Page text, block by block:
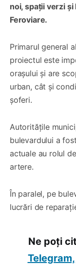
noi, spații verzi
Feroviare.
Primarul general
proiectul este
orașului și are
urban, cât și
șoferi.
Autoritățile
bulevardului a
actuale au rolul
artere.
În paralel, pe
lucrări de
Ne poți
Telegram,